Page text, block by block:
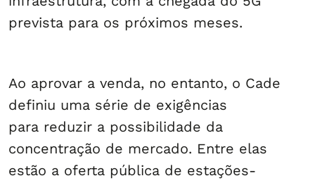
prevista para os próximos meses.
Ao aprovar a venda, no entanto, o Cade
definiu uma série de exigências
para reduzir a possibilidade da
concentração de mercado. Entre elas
estão a oferta pública de estações-